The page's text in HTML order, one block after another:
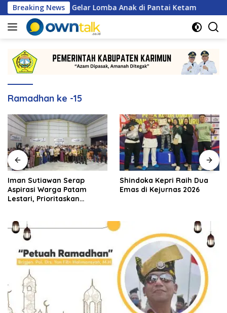
Langsung
ke
konten
Breaking News
Karimun Gelar Lomba Anak di Pantai Ketam
Ramadhan ke -15
Iman Sutiawan Serap
Aspirasi Warga Patam
Lestari, Prioritaskan
Shindoka Kepri Raih Dua
Emas di Kejurnas 2026